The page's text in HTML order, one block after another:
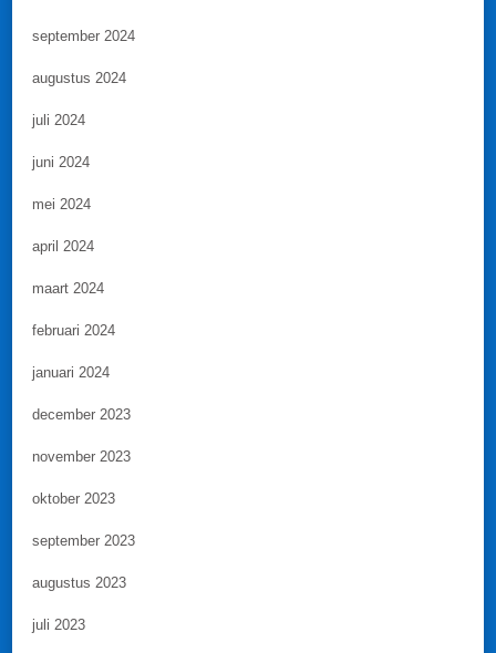
september 2024
augustus 2024
juli 2024
juni 2024
mei 2024
april 2024
maart 2024
februari 2024
januari 2024
december 2023
november 2023
oktober 2023
september 2023
augustus 2023
juli 2023